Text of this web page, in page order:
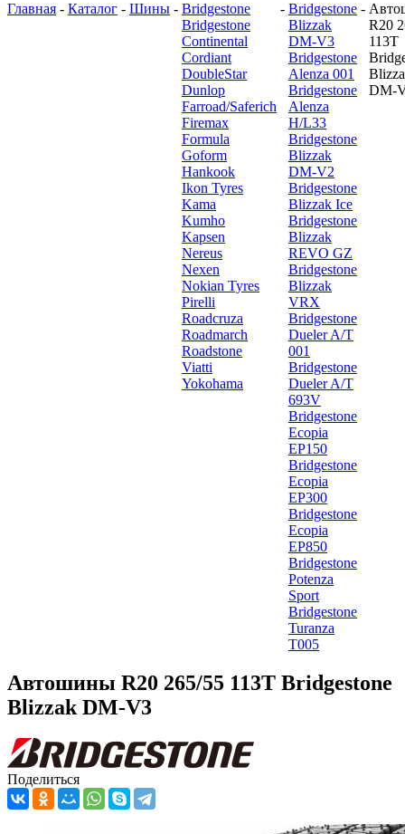
Главная - Каталог - Шины - Bridgestone
Bridgestone
Continental
Cordiant
DoubleStar
Dunlop
Farroad/Saferich
Firemax
Formula
Goform
Hankook
Ikon Tyres
Kama
Kumho
Kapsen
Nereus
Nexen
Nokian Tyres
Pirelli
Roadcruza
Roadmarch
Roadstone
Viatti
Yokohama
- Bridgestone
Blizzak
DM-V3
Bridgestone
Alenza 001
Bridgestone
Alenza
H/L33
Bridgestone
Blizzak
DM-V2
Bridgestone
Blizzak Ice
Bridgestone
Blizzak
REVO GZ
Bridgestone
Blizzak
VRX
Bridgestone
Dueler A/T
001
Bridgestone
Dueler A/T
693V
Bridgestone
Ecopia
EP150
Bridgestone
Ecopia
EP300
Bridgestone
Ecopia
EP850
Bridgestone
Potenza
Sport
Bridgestone
Turanza
T005
-
R20
113T
DM-
Автошины R20 265/55 113T Bridgestone
Blizzak DM-V3
Поделиться